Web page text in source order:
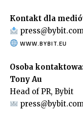
Kontakt dla
WWW.BYBIT.EU
Osoba
Tony Au
Head of PR, Bybit